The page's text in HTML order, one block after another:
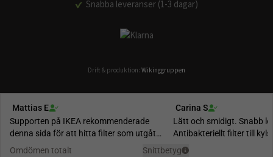
Snabba leveranser (1-3 dagar)
Drift & produktion: Wikinggruppen